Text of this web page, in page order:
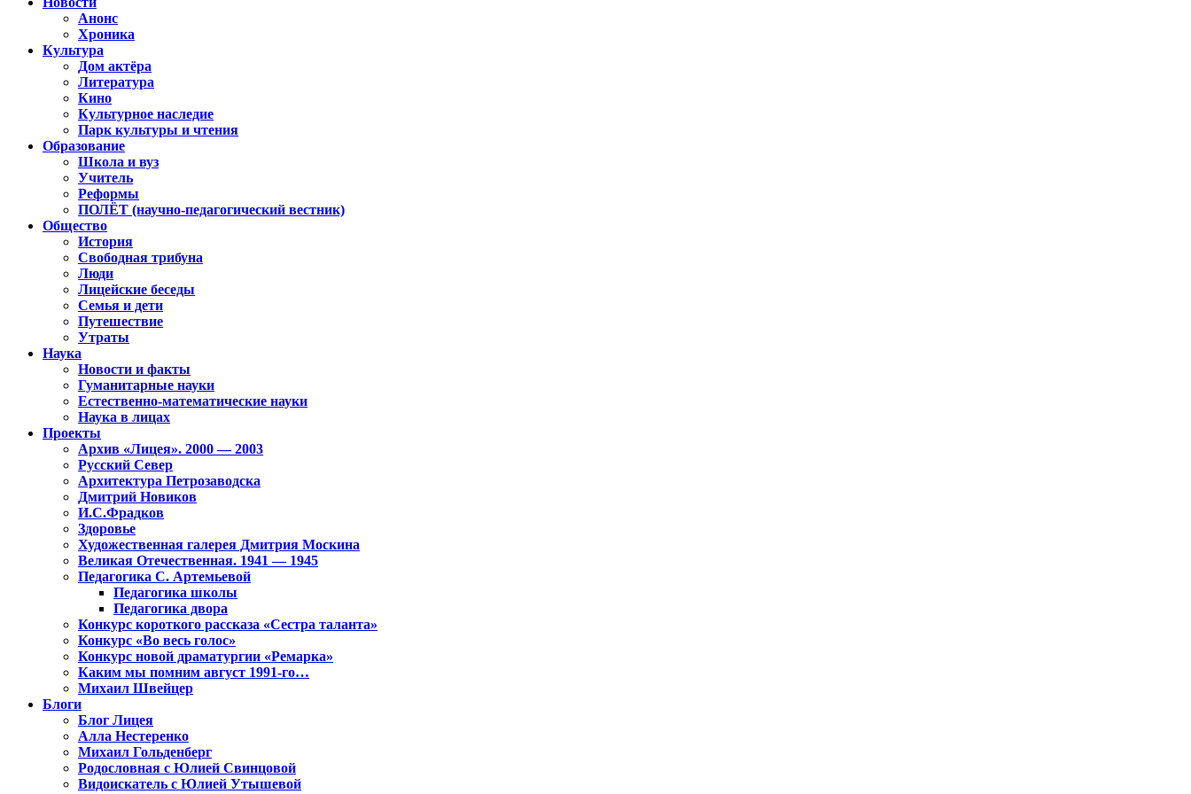
Анонс
Хроника
Культура
Дом актёра
Литература
Кино
Культурное наследие
Парк культуры и чтения
Образование
Школа и вуз
Учитель
Реформы
ПОЛЁТ (научно-педагогический вестник)
Общество
История
Свободная трибуна
Люди
Лицейские беседы
Семья и дети
Путешествие
Утраты
Наука
Новости и факты
Гуманитарные науки
Естественно-математические науки
Наука в лицах
Проекты
Архив «Лицея». 2000 — 2003
Русский Север
Архитектура Петрозаводска
Дмитрий Новиков
И.С.Фрадков
Здоровье
Художественная галерея Дмитрия Москина
Великая Отечественная. 1941 — 1945
Педагогика С. Артемьевой
Педагогика школы
Педагогика двора
Конкурс короткого рассказа «Сестра таланта»
Конкурс «Во весь голос»
Конкурс новой драматургии «Ремарка»
Каким мы помним август 1991-го…
Михаил Швейцер
Блоги
Блог Лицея
Алла Нестеренко
Михаил Гольденберг
Родословная с Юлией Свинцовой
Видоискатель с Юлией Утышевой